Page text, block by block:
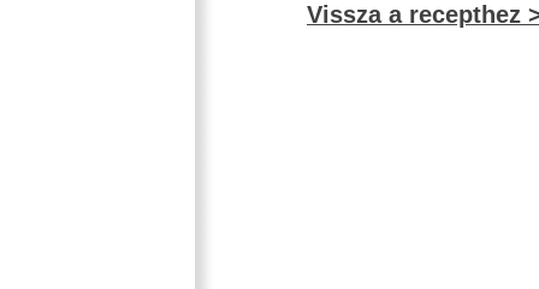
Vissza a recepthez